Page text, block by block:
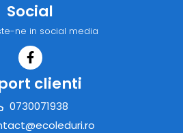
Social
ne in social media
clienti
0730071938